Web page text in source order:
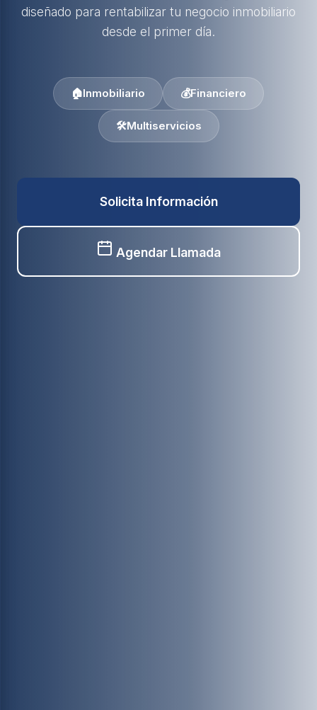
diseñado para rentabilizar tu negocio inmobiliario
desde el primer día.
🏠Inmobiliario 💰Financiero
🛠️Multiservicios
Solicita Información
Agendar Llamada